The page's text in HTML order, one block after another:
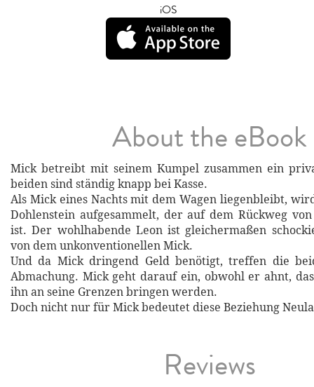
iOS
About the eBook
Mick betreibt mit seinem Kumpel zusammen ein
beiden sind ständig knapp bei Kasse.
Als Mick eines Nachts mit dem Wagen liegenbleibt,
Dohlenstein aufgesammelt, der auf dem Rückweg
ist. Der wohlhabende Leon ist gleichermaßen
von dem unkonventionellen Mick.
Und da Mick dringend Geld benötigt, treffen die
Abmachung. Mick geht darauf ein, obwohl er ahnt,
ihn an seine Grenzen bringen werden.
Doch nicht nur für Mick bedeutet diese Beziehung
Reviews